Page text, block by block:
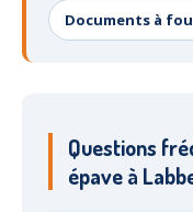
Documents à
Questions
épave à